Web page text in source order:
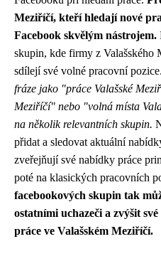
Meziříčí, kteří hledají nové
Facebook skvělým nástrojem.
skupin, kde firmy z Valašského
sdílejí své volné pracovní pozice.
fráze jako "práce Valašské
Meziříčí" nebo "volná místa
na několik relevantních skupin.
přidat a sledovat aktuální
zveřejňují své nabídky práce
poté na klasických pracovních
facebookových skupin tak
ostatními uchazeči a zvýšit
práce ve Valašském Meziříčí.